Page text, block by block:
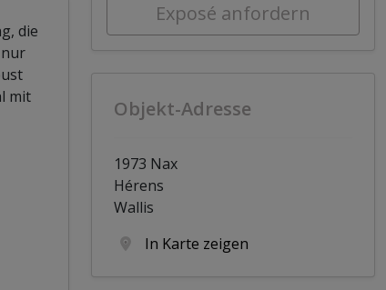
die
mit
Exposé anfordern
Objekt-Adresse
1973 Nax
Hérens
Wallis
In Karte zeigen